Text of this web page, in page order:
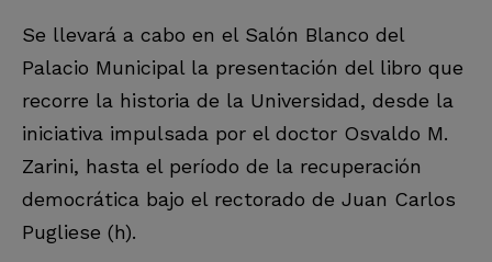
Se llevará a cabo en el Salón Blanco del
Palacio Municipal la presentación del libro que
recorre la historia de la Universidad, desde la
iniciativa impulsada por el doctor Osvaldo M.
Zarini, hasta el período de la recuperación
democrática bajo el rectorado de Juan Carlos
Pugliese (h).